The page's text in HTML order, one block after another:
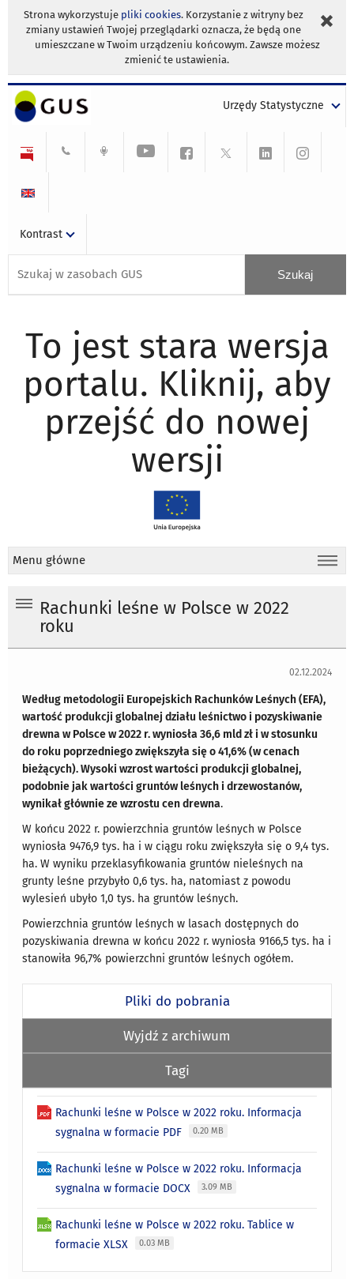
Strona wykorzystuje pliki cookies. Korzystanie z witryny bez
zmiany ustawień Twojej przeglądarki oznacza, że będą one
umieszczane w Twoim urządzeniu końcowym. Zawsze możesz
zmienić te ustawienia.
Urzędy Statystyczne
Kontrast
To jest stara wersja
portalu. Kliknij, aby
przejść do nowej
wersji
Menu główne
Rachunki leśne w Polsce w 2022
roku
02.12.2024
Według metodologii Europejskich Rachunków Leśnych (EFA),
wartość produkcji globalnej działu leśnictwo i pozyskiwanie
drewna w Polsce w 2022 r. wyniosła 36,6 mld zł i w stosunku
do roku poprzedniego zwiększyła się o 41,6% (w cenach
bieżących). Wysoki wzrost wartości produkcji globalnej,
podobnie jak wartości gruntów leśnych i drzewostanów,
wynikał głównie ze wzrostu cen drewna.
W końcu 2022 r. powierzchnia gruntów leśnych w Polsce
wyniosła 9476,9 tys. ha i w ciągu roku zwiększyła się o 9,4 tys.
ha. W wyniku przeklasyfikowania gruntów nieleśnych na
grunty leśne przybyło 0,6 tys. ha, natomiast z powodu
wylesień ubyło 1,0 tys. ha gruntów leśnych.
Powierzchnia gruntów leśnych w lasach dostępnych do
pozyskiwania drewna w końcu 2022 r. wyniosła 9166,5 tys. ha i
stanowiła 96,7% powierzchni gruntów leśnych ogółem.
Pliki do pobrania
Wyjdź z archiwum
Tagi
Rachunki leśne w Polsce w 2022 roku. Informacja
sygnalna w formacie PDF
0.20 MB
Rachunki leśne w Polsce w 2022 roku. Informacja
sygnalna w formacie DOCX
3.09 MB
Rachunki leśne w Polsce w 2022 roku. Tablice w
formacie XLSX
0.03 MB